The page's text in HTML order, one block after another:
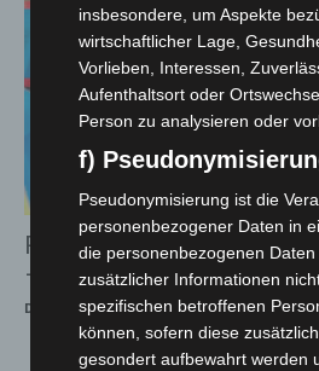
Raubüberfall auf Juwelier
– Täter flüchten mit
Die Redaktion - 25. Juni 2026
insbesondere, um Aspekte
wirtschaftlicher Lage,
Vorlieben, Interessen,
Aufenthaltsort oder
Person zu analysieren oder
f)
Pseudonymisierung ist die
personenbezogener Daten in
die personenbezogenen
zusätzlicher Informationen
spezifischen betroffenen
können, sofern diese
gesondert aufbewahrt werden